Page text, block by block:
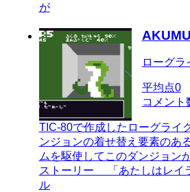
が
ローグラ
平均点0
コメント
TIC-80で作成したローグライ
ンジョンの着せ替え要素のあ
ムを駆使してこのダンジョン
ストーリー 「あたしはレイ
ル